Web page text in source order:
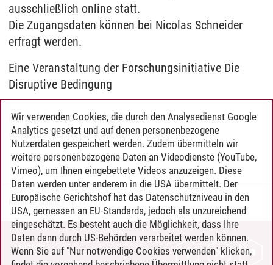
ausschließlich online statt.
Die Zugangsdaten können bei Nicolas Schneider
erfragt werden.
Eine Veranstaltung der Forschungsinitiative Die
Disruptive Bedingung
Kontakt: Nicolas Schneider
(nicolas.schneider@leuphana.de)
Karoline Schulz /18.11.2025
KONTAKT
Wir verwenden Cookies, die durch den Analysedienst Google
Analytics gesetzt und auf denen personenbezogene
Nutzerdaten gespeichert werden. Zudem übermitteln wir
weitere personenbezogene Daten an Videodienste (YouTube,
Vimeo), um Ihnen eingebettete Videos anzuzeigen. Diese
Daten werden unter anderem in die USA übermittelt. Der
Europäische Gerichtshof hat das Datenschutzniveau in den
USA, gemessen an EU-Standards, jedoch als unzureichend
eingeschätzt. Es besteht auch die Möglichkeit, dass Ihre
Daten dann durch US-Behörden verarbeitet werden können.
Wenn Sie auf "Nur notwendige Cookies verwenden" klicken,